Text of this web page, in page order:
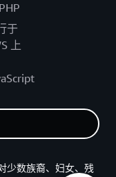
于
上
少数族裔、妇女、残